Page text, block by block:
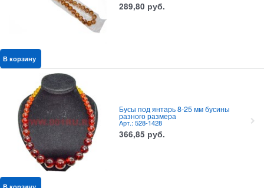
289,80 руб.
В корзину
Бусы под янтарь 8-25 мм бусины
разного размера
Арт.: 528-1428
366,85 руб.